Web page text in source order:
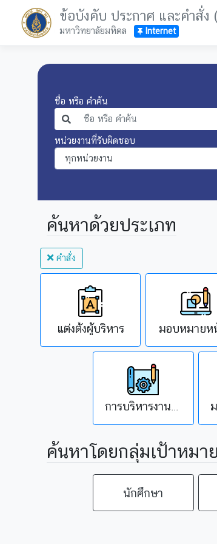
ข้อบังคับ ประกาศ และคำสั่
มหาวิทยาลัยมหิดล Internet
ชื่อ หรือ คำค้น
หน่วยงานที่รับผิดชอบ
ค้นหาด้วยประเภท
คำสั่ง
แต่งตั้งผู้บริหาร มอบหมายห
การบริหารงานภายในส่วนงาน/มอบอำนาจ
ค้นหาโดยกลุ่มเป้าหมาย
นักศึกษา